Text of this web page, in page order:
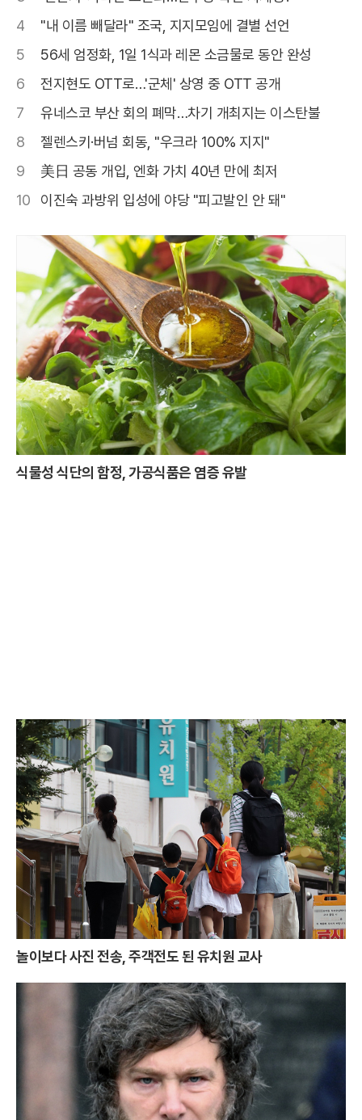
4
"내 이름 빼달라" 조국, 지지모임에 결별 선언
5
56세 엄정화, 1일 1식과 레몬 소금물로 동안 완성
6
전지현도 OTT로…'군체' 상영 중 OTT 공개
7
유네스코 부산 회의 폐막…차기 개최지는 이스탄불
8
젤렌스키·버넘 회동, "우크라 100% 지지"
9
美日 공동 개입, 엔화 가치 40년 만에 최저
10
이진숙 과방위 입성에 야당 "피고발인 안 돼"
식물성 식단의 함정, 가공식품은 염증 유발
놀이보다 사진 전송, 주객전도 된 유치원 교사